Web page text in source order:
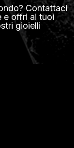
Contattaci
e offri ai tuoi
gioielli